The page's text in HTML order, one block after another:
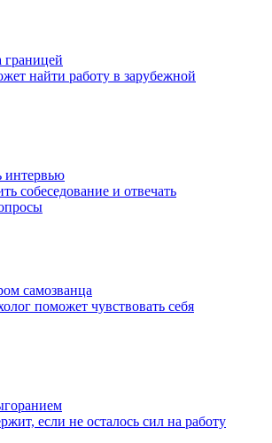
границей
найти работу в зарубежной
интервью
собеседование и отвечать
самозванца
поможет чувствовать себя
если не осталось сил на работу